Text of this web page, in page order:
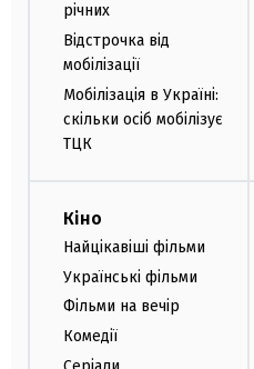
річних
Відстрочка від
мобілізації
Мобілізація в Україні:
скільки осіб мобілізує
ТЦК
Кіно
Найцікавіші фільми
Українські фільми
Фільми на вечір
Комедії